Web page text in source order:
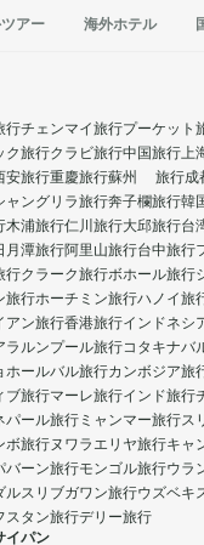
アー 海外ホテル
行チェンマイ旅行プーケット
ク旅行クラビ旅行中国旅行上
安旅行重慶旅行蘇州 旅行成
ャングリラ旅行奔子欄旅行韓
木浦旅行仁川旅行大邱旅行台
月潭旅行阿里山旅行台中旅行
行クラーク旅行ボホール旅行
旅行ホーチミン旅行ハノイ旅
アン旅行香港旅行インドネシ
ラルンプール旅行コタキナバ
ホールバル旅行カンボジア旅
ブ旅行マーレ旅行インド旅行
パール旅行 ミャンマー旅行ス
ボ旅行ヌワラエリヤ旅行キャ
バーン旅行モンゴル旅行ウラ
ルスリブガワン旅行ウズベキ
スタン旅行デリー旅行
イパン